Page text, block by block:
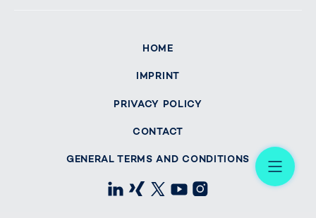
HOME
IMPRINT
PRIVACY POLICY
CONTACT
GENERAL TERMS AND CONDITIONS
LinkedIn
Xing X Instagram